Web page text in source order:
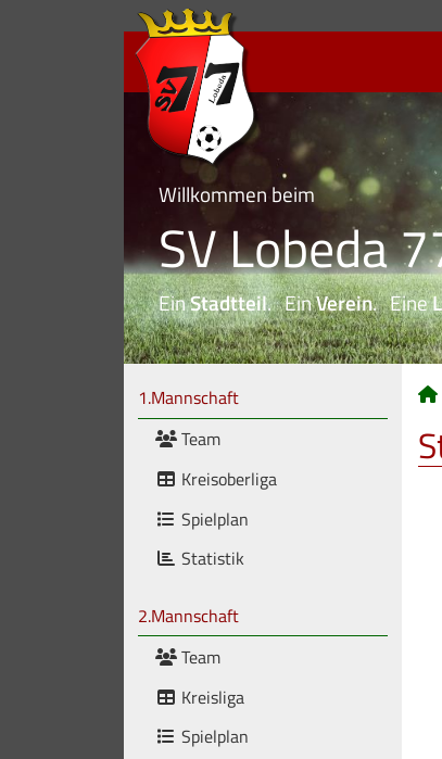
Willkommen beim
SV Lobeda
EinStadtteil. EinVerein. Eine
1.Mannschaft
Team
Kreisoberliga
Spielplan
Statistik
2.Mannschaft
Team
Kreisliga
Spielplan